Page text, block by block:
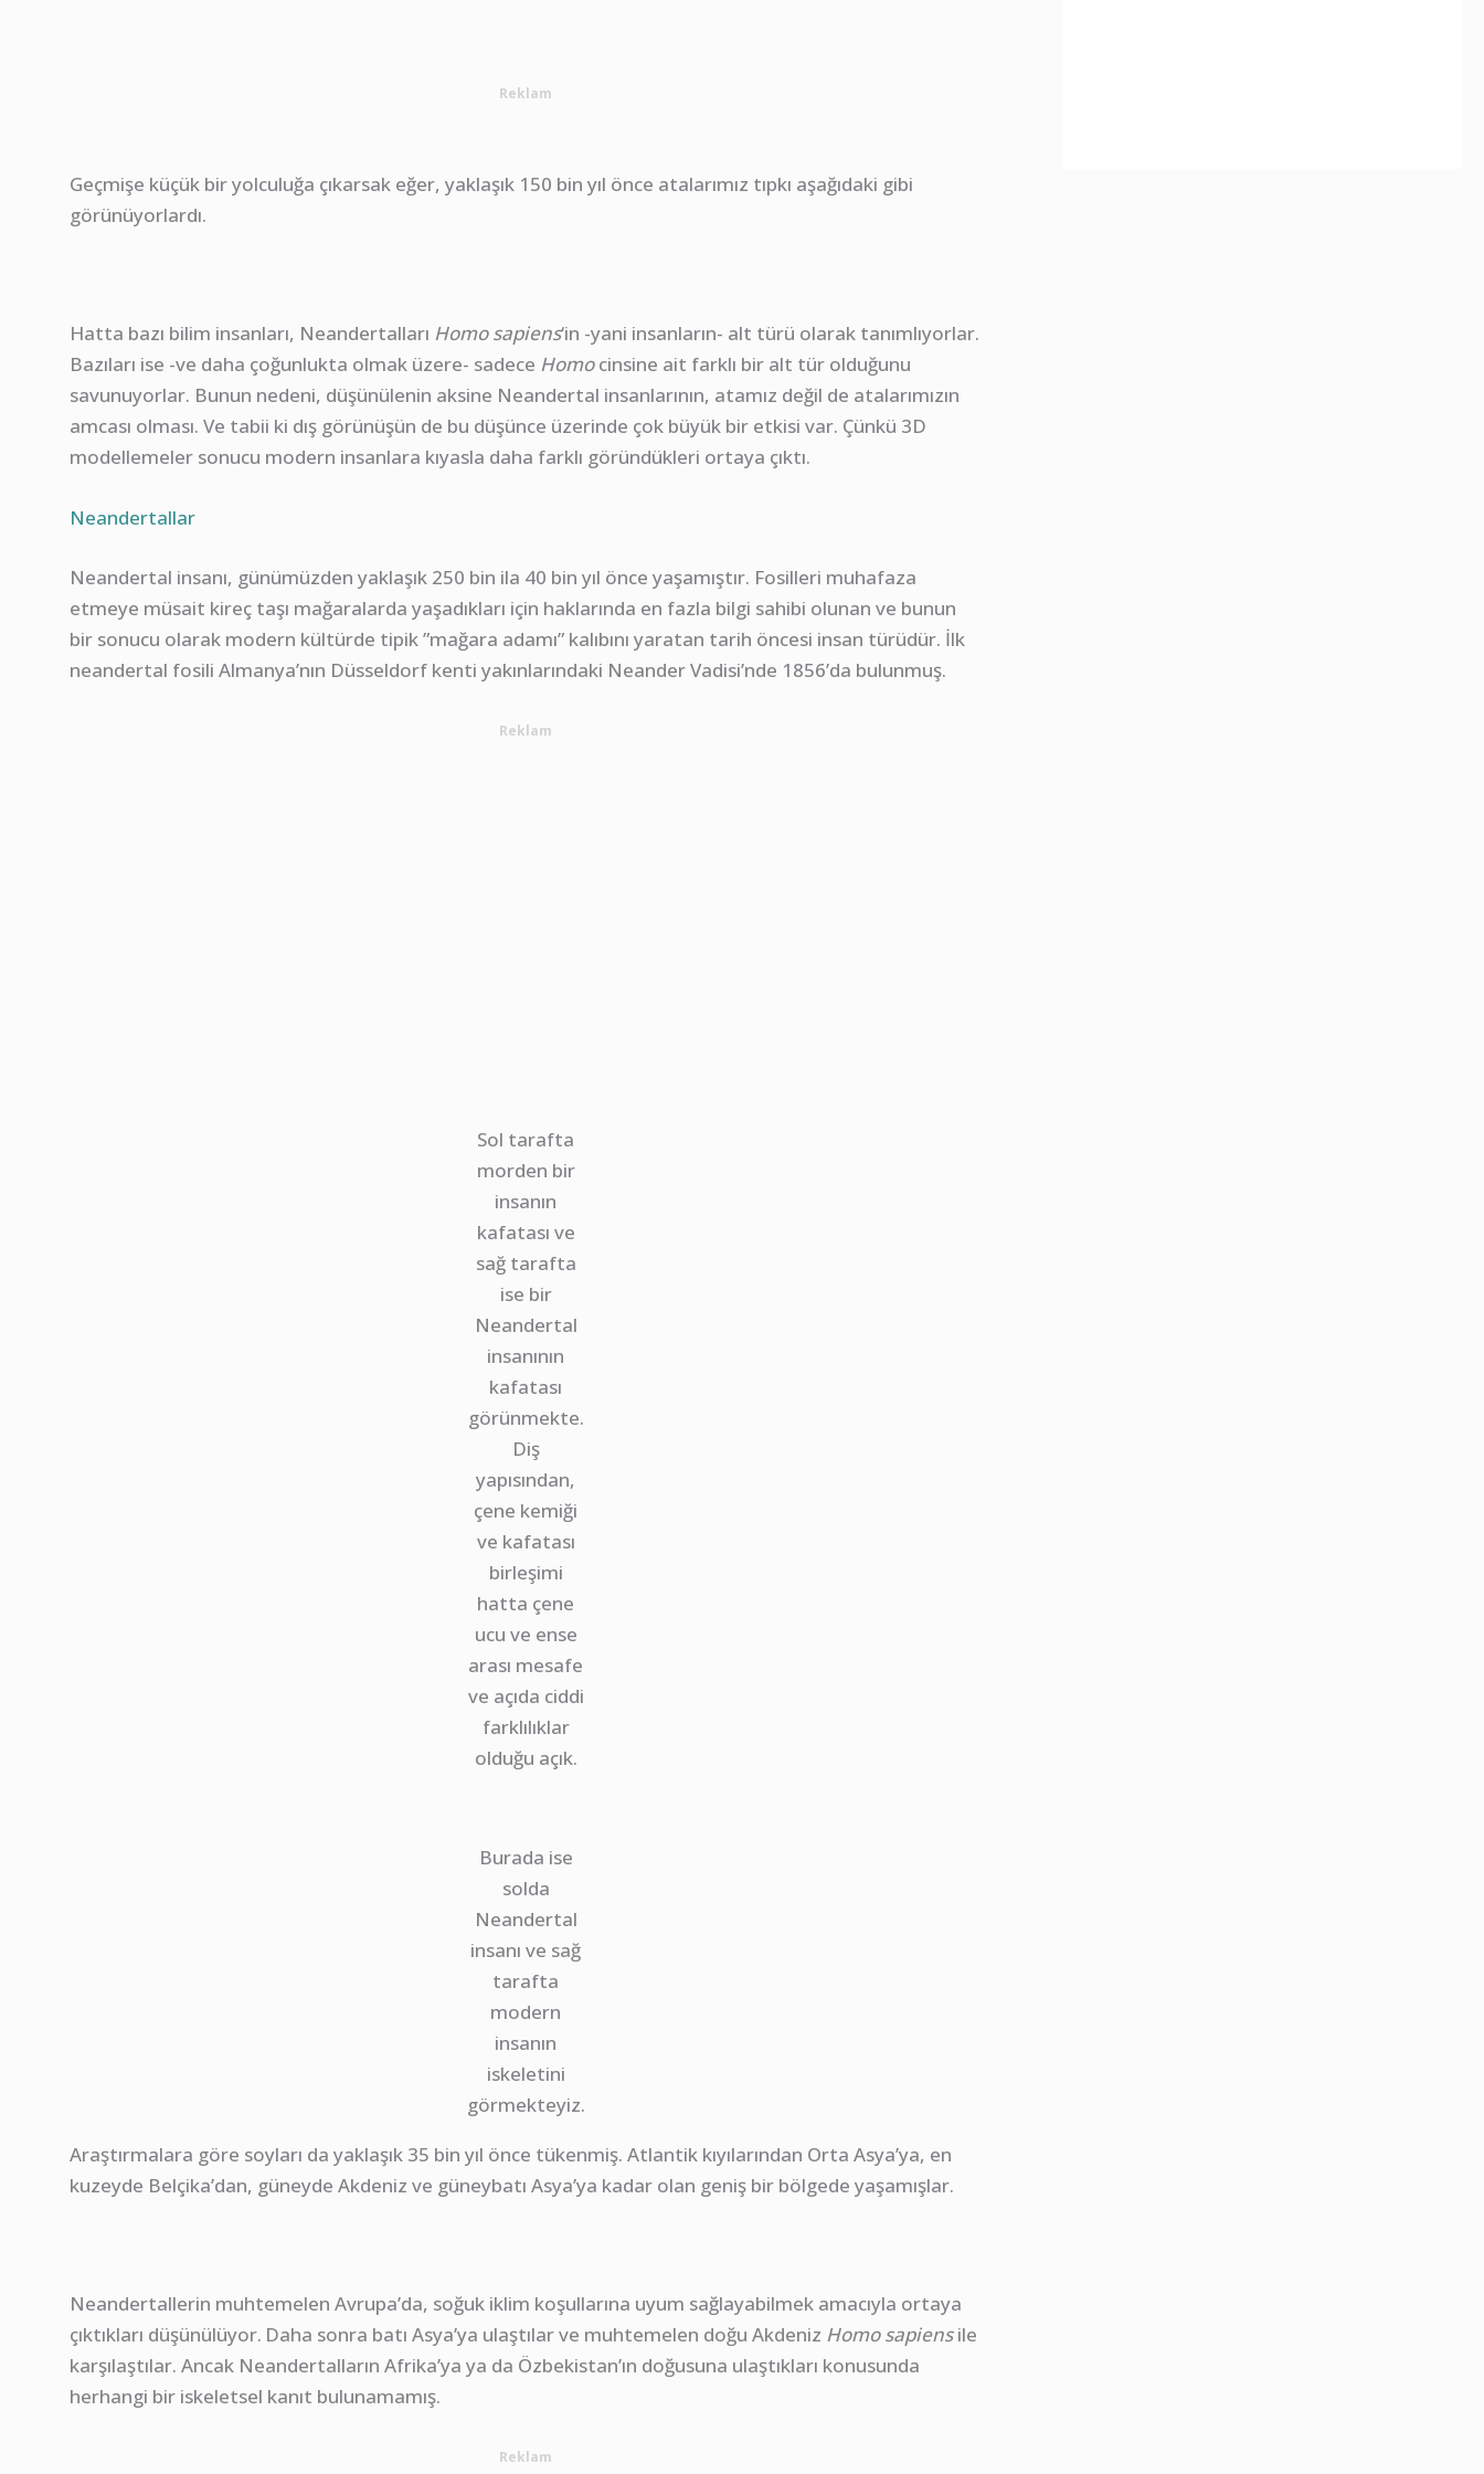
Reklam
Geçmişe küçük bir yolculuğa çıkarsak eğer, yaklaşık 150 bin yıl önce atalarımız tıpkı aşağıdaki gibi
görünüyorlardı.
Hatta bazı bilim insanları, Neandertalları Homo sapiens‘in -yani insanların- alt türü olarak tanımlıyorlar.
Bazıları ise -ve daha çoğunlukta olmak üzere- sadece Homocinsine ait farklı bir alt tür olduğunu
savunuyorlar. Bunun nedeni, düşünülenin aksine Neandertal insanlarının, atamız değil de atalarımızın
amcası olması. Ve tabii ki dış görünüşün de bu düşünce üzerinde çok büyük bir etkisi var. Çünkü 3D
modellemeler sonucu modern insanlara kıyasla daha farklı göründükleri ortaya çıktı.
Neandertallar
Neandertal insanı, günümüzden yaklaşık 250 bin ila 40 bin yıl önce yaşamıştır. Fosilleri muhafaza
etmeye müsait kireç taşı mağaralarda yaşadıkları için haklarında en fazla bilgi sahibi olunan ve bunun
bir sonucu olarak modern kültürde tipik ”mağara adamı” kalıbını yaratan tarih öncesi insan türüdür. İlk
neandertal fosili Almanya’nın Düsseldorf kenti yakınlarındaki Neander Vadisi’nde 1856’da bulunmuş.
Reklam
Sol tarafta
morden bir
insanın
kafatası ve
sağ tarafta
ise bir
Neandertal
insanının
kafatası
görünmekte.
Diş
yapısından,
çene kemiği
ve kafatası
birleşimi
hatta çene
ucu ve ense
arası mesafe
ve açıda ciddi
farklılıklar
olduğu açık.
Burada ise
solda
Neandertal
insanı ve sağ
tarafta
modern
insanın
iskeletini
görmekteyiz.
Araştırmalara göre soyları da yaklaşık 35 bin yıl önce tükenmiş. Atlantik kıyılarından Orta Asya’ya, en
kuzeyde Belçika’dan, güneyde Akdeniz ve güneybatı Asya’ya kadar olan geniş bir bölgede yaşamışlar.
Neandertallerin muhtemelen Avrupa’da, soğuk iklim koşullarına uyum sağlayabilmek amacıyla ortaya
çıktıkları düşünülüyor. Daha sonra batı Asya’ya ulaştılar ve muhtemelen doğu Akdeniz Homo sapiensile
karşılaştılar. Ancak Neandertalların Afrika’ya ya da Özbekistan’ın doğusuna ulaştıkları konusunda
herhangi bir iskeletsel kanıt bulunamamış.
Reklam